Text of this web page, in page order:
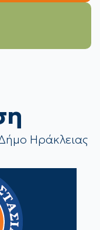
Ηράκλειας